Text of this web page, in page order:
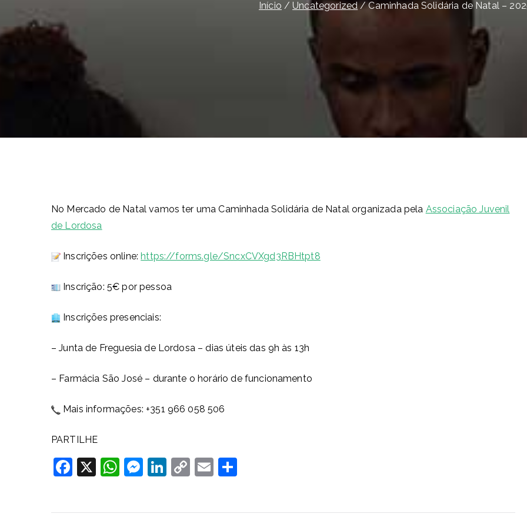
Início Uncategorized Caminhada Solidária de Natal –
No Mercado de Natal vamos ter uma Caminhada Solidária de Natal organizada pela Associação Juvenil
de Lordosa
Inscrições online:https://forms.gle/SncxCVXgd3RBHtpt8
Inscrição: 5€ por pessoa
Inscrições presenciais:
– Junta de Freguesia de Lordosa – dias úteis das 9h às 13h
– Farmácia São José – durante o horário de funcionamento
Mais informações: +351 966 058 506
PARTILHE
F
X
W M Li C
E